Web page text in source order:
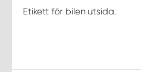
Etikett för bilen utsida.